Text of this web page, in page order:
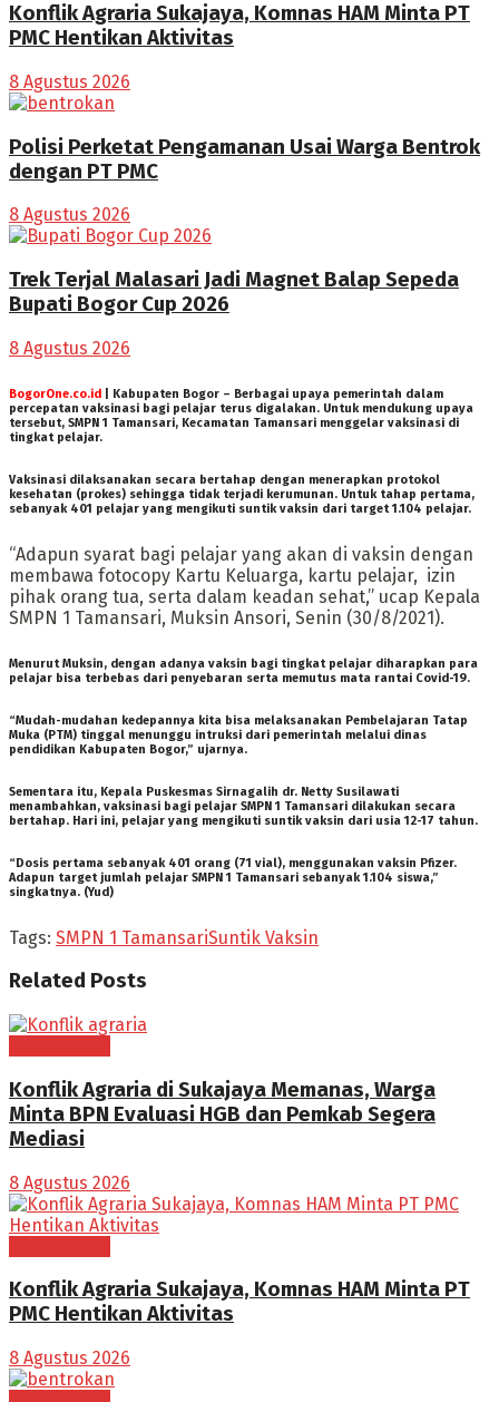
Konflik Agraria Sukajaya, Komnas HAM Minta PT
PMC Hentikan Aktivitas
8 Agustus 2026
Polisi Perketat Pengamanan Usai Warga Bentrok
dengan PT PMC
8 Agustus 2026
Trek Terjal Malasari Jadi Magnet Balap Sepeda
Bupati Bogor Cup 2026
8 Agustus 2026
BogorOne.co.id | Kabupaten Bogor – Berbagai upaya pemerintah dalam
percepatan vaksinasi bagi pelajar terus digalakan. Untuk mendukung upaya
tersebut, SMPN 1 Tamansari, Kecamatan Tamansari menggelar vaksinasi di
tingkat pelajar.
Vaksinasi dilaksanakan secara bertahap dengan menerapkan protokol
kesehatan (prokes) sehingga tidak terjadi kerumunan. Untuk tahap pertama,
sebanyak 401 pelajar yang mengikuti suntik vaksin dari target 1.104 pelajar.
“Adapun syarat bagi pelajar yang akan di vaksin dengan
membawa fotocopy Kartu Keluarga, kartu pelajar, izin
pihak orang tua, serta dalam keadan sehat,” ucap Kepala
SMPN 1 Tamansari, Muksin Ansori, Senin (30/8/2021).
Menurut Muksin, dengan adanya vaksin bagi tingkat pelajar diharapkan para
pelajar bisa terbebas dari penyebaran serta memutus mata rantai Covid-19.
“Mudah-mudahan kedepannya kita bisa melaksanakan Pembelajaran Tatap
Muka (PTM) tinggal menunggu intruksi dari pemerintah melalui dinas
pendidikan Kabupaten Bogor,” ujarnya.
Sementara itu, Kepala Puskesmas Sirnagalih dr. Netty Susilawati
menambahkan, vaksinasi bagi pelajar SMPN 1 Tamansari dilakukan secara
bertahap. Hari ini, pelajar yang mengikuti suntik vaksin dari usia 12-17 tahun.
“Dosis pertama sebanyak 401 orang (71 vial), menggunakan vaksin Pfizer.
Adapun target jumlah pelajar SMPN 1 Tamansari sebanyak 1.104 siswa,”
singkatnya. (Yud)
Tags: SMPN 1 TamansariSuntik Vaksin
Related Posts
Konflik Agraria di Sukajaya Memanas, Warga
Minta BPN Evaluasi HGB dan Pemkab Segera
Mediasi
8 Agustus 2026
Konflik Agraria Sukajaya, Komnas HAM Minta PT
PMC Hentikan Aktivitas
8 Agustus 2026